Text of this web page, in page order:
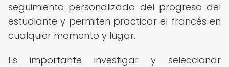
seguimiento personalizado del progreso del
estudiante y permiten practicar el francés en
cualquier momento y lugar.
Es importante investigar y seleccionar